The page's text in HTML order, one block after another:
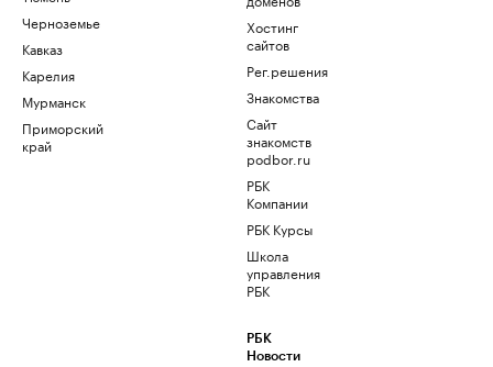
Черноземье
Кавказ
Карелия
Мурманск
Приморский
край
Хостинг
сайтов
Рег.решения
Знакомства
Сайт
знакомств
podbor.ru
РБК
Компании
РБК Курсы
Школа
управления
РБК
РБК
Новости